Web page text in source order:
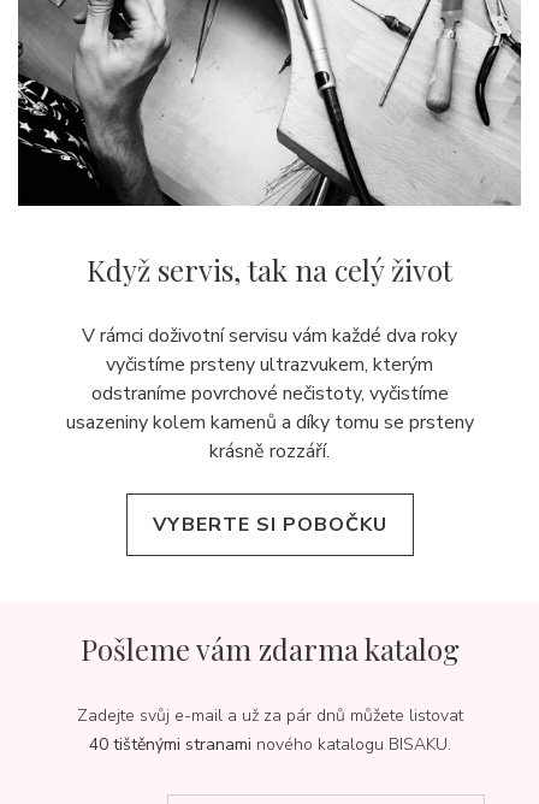
Když servis,tak na celý život
V rámci doživotní servisu vám každé dva roky
vyčistíme prsteny ultrazvukem, kterým
odstraníme povrchové nečistoty, vyčistíme
usazeniny kolem kamenů a díky tomu se prsteny
krásně rozzáří.
VYBERTE SI POBOČKU
Pošleme vám zdarma katalog
Zadejte svůj e-mail a už za pár dnů můžete listovat
40 tištěnými stranami nového katalogu BISAKU.